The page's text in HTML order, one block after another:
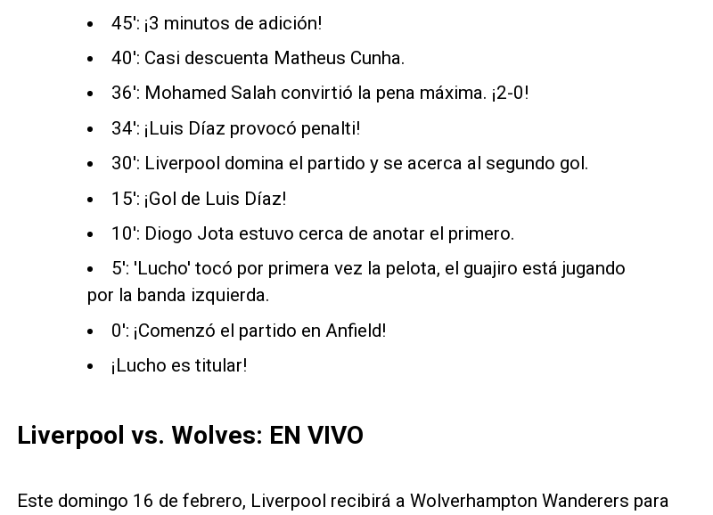
45': ¡3 minutos de adición!
40': Casi descuenta Matheus Cunha.
36': Mohamed Salah convirtió la pena máxima. ¡2-0!
34': ¡Luis Díaz provocó penalti!
30': Liverpool domina el partido y se acerca al segundo gol.
15': ¡Gol de Luis Díaz!
10': Diogo Jota estuvo cerca de anotar el primero.
5': 'Lucho' tocó por primera vez la pelota, el guajiro está jugando
por la banda izquierda.
0': ¡Comenzó el partido en Anfield!
¡Lucho es titular!
Liverpool vs. Wolves: EN VIVO
Este domingo 16 de febrero, Liverpool recibirá a Wolverhampton Wanderers para